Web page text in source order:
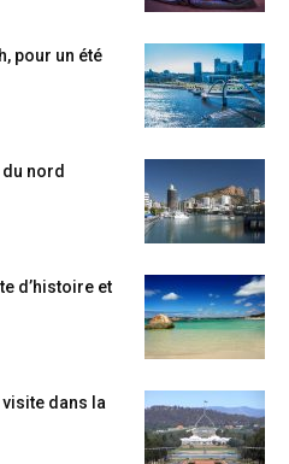
pour un été
nord
d’histoire et
dans la